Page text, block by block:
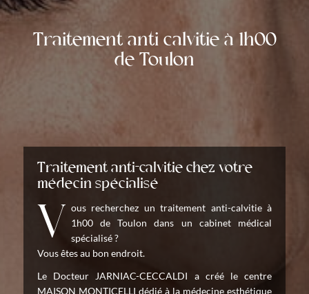
Traitement anti calvitie à 1h00
de Toulon
Traitement anti-calvitie chez votre
médecin spécialisé
Vous recherchez un traitement anti-calvitie à
1h00 de Toulon dans un cabinet médical
spécialisé ?
Vous êtes au bon endroit.
Le Docteur JARNIAC-CECCALDI a créé le centre
MAISON MONTICELLI dédié à la médecine esthétique